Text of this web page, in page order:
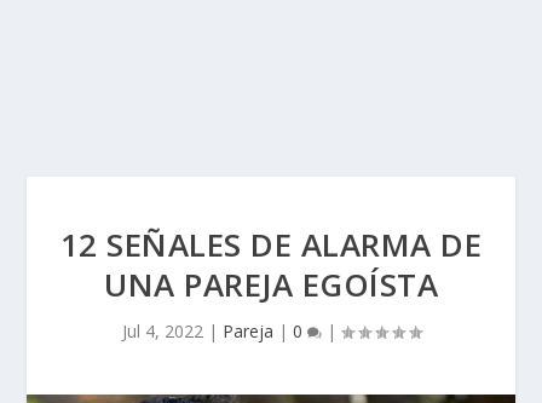
12 SEÑALES DE ALARMA DE
UNA PAREJA EGOÍSTA
Jul 4, 2022| Pareja | 0 |